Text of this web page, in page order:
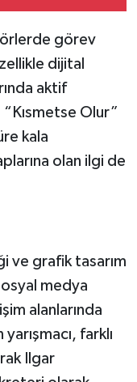
görev
dijital
aktif
Olur”
kala
olan ilgi de
ve grafik tasarım
medya
alanlarında
farklı
Ilgar